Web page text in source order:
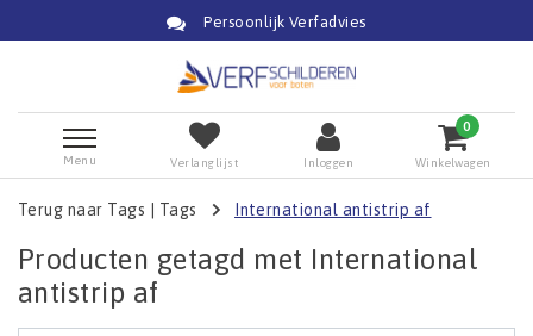
Persoonlijk Verfadvies
Menu Verlanglijst Inloggen
0
Winkelwagen
Terug naar Tags Tags International antistrip af
Producten getagd met International
antistrip af